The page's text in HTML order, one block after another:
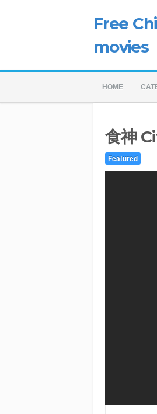
Free
movies
HOME
食神
Featured